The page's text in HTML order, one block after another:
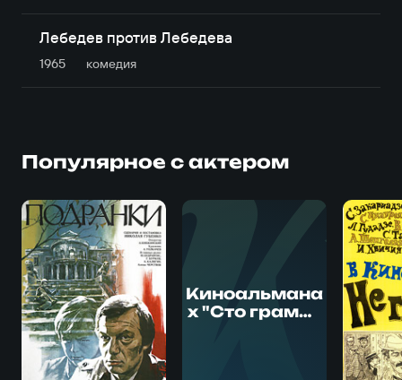
Лебедев против Лебедева
1965 комедия
Популярное с актером
Киноальмана
х "Сто грамм"